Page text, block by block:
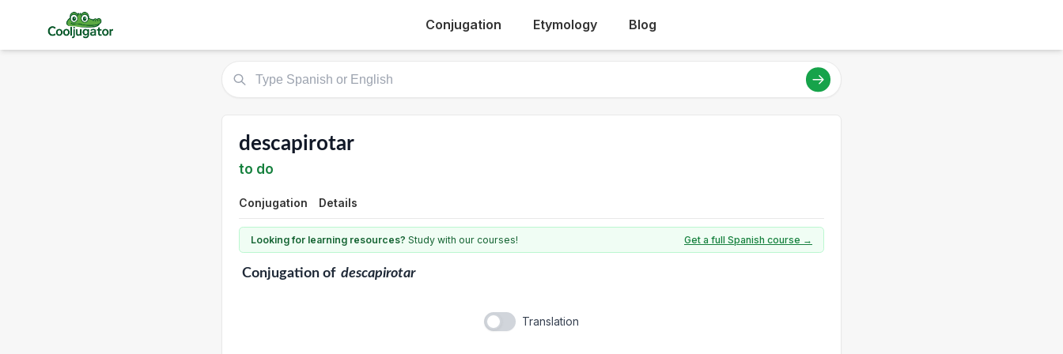
Conjugation Etymology Blog
descapirotar
to do
Conjugation Details
Looking for learning resources? Study with our courses! Get a full Spanish course →
Conjugationof descapirotar
Translation